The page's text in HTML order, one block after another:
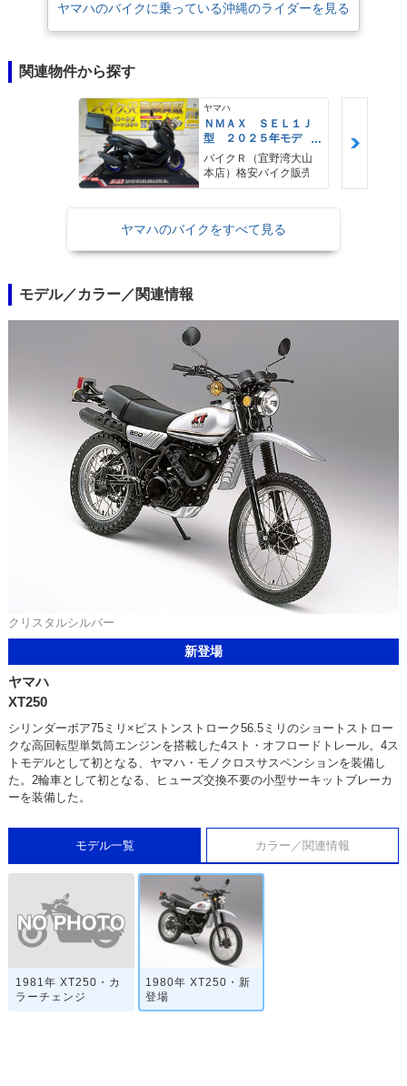
ヤマハのバイクに乗っている沖縄のライダーを見る
関連物件から探す
ヤマハ
ＮＭＡＸ ＳＥＬ１Ｊ
型 ２０２５年モデ
ル ＡＢＳ キーレ
ス リアキャリア リ
アＢＯＸ
バイクＲ（宜野湾大山
本店）格安バイク販売
ヤマハのバイクをすべて見る
モデル／カラー／関連情報
クリスタルシルバー
新登場
ヤマハ
XT250
シリンダーボア75ミリ×ピストンストローク56.5ミリのショートストロー
クな高回転型単気筒エンジンを搭載した4スト・オフロードトレール。4ス
トモデルとして初となる、ヤマハ・モノクロスサスペンションを装備し
た。2輪車として初となる、ヒューズ交換不要の小型サーキットブレーカ
ーを装備した。
モデル一覧 カラー／関連情報
1981年 XT250・カ
ラーチェンジ
1980年 XT250・新
登場